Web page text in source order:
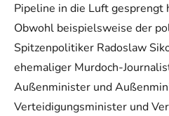
Pipeline in die Luft gesprengt
Obwohl beispielsweise der
Spitzenpolitiker Radoslaw
ehemaliger Murdoch-
Außenminister und
Verteidigungsminister und